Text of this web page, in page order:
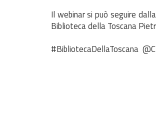
Il webinar si può seguire
Biblioteca della Toscana
#BibliotecaDellaToscana